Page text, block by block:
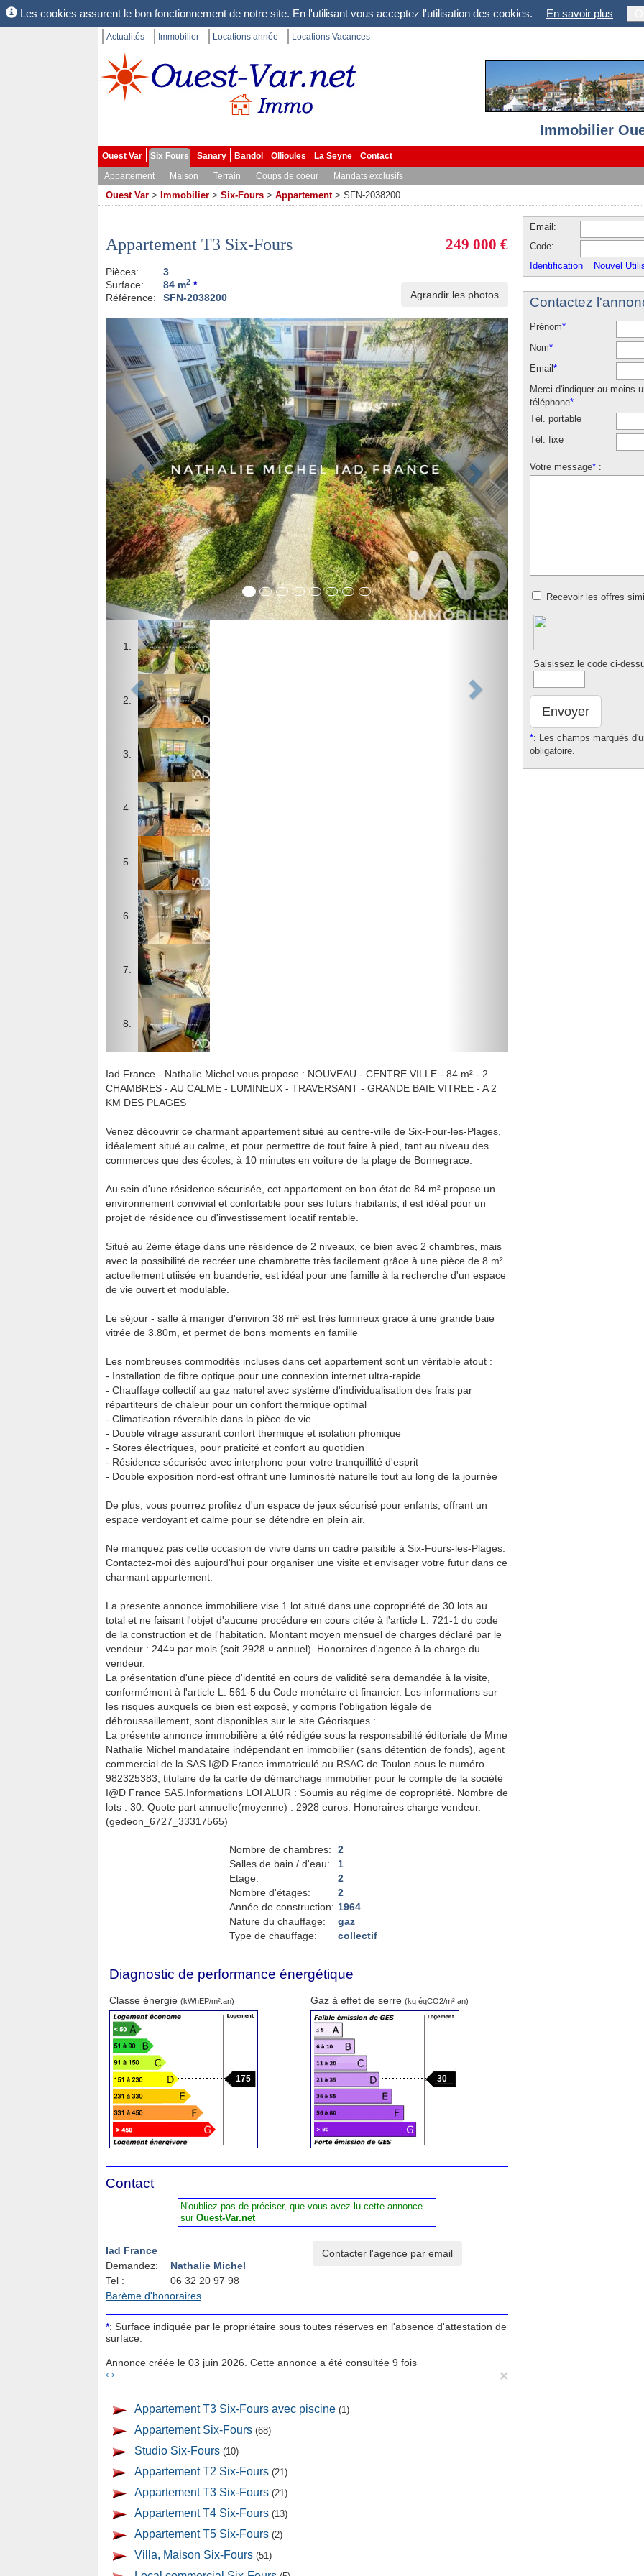
Les cookies assurent le bon fonctionnement de notre site. En l'utilisant vous acceptez l'utilisation des cookies. En savoir plus
Actualités Immobilier Locations année Locations Vacances
Immobilier
Ouest Var Six Fours Sanary Bandol Ollioules La Seyne
Contact
Appartement
Maison Terrain Coups de coeur Mandats exclusifs
Ouest Var > Immobilier > Six-Fours > Appartement > SFN-2038200
249 000 €
Appartement T3 Six-Fours
Pièces:
3
Surface:
84 m2 *
Référence:
SFN-2038200 Agrandir les photos
Iad France - Nathalie Michel vous propose : NOUVEAU - CENTRE VILLE - 84 m² - 2
CHAMBRES - AU CALME - LUMINEUX - TRAVERSANT - GRANDE BAIE VITREE - A 2
KM DES PLAGES
Venez découvrir ce charmant appartement situé au centre-ville de Six-Four-les-Plages,
idéalement situé au calme, et pour permettre de tout faire à pied, tant au niveau des
commerces que des écoles, à 10 minutes en voiture de la plage de Bonnegrace.
Au sein d'une résidence sécurisée, cet appartement en bon état de 84 m² propose un
environnement convivial et confortable pour ses futurs habitants, il est idéal pour un
projet de résidence ou d'investissement locatif rentable.
Situé au 2ème étage dans une résidence de 2 niveaux, ce bien avec 2 chambres, mais
avec la possibilité de recréer une chambrette très facilement grâce à une pièce de 8 m²
actuellement utiisée en buanderie, est idéal pour une famille à la recherche d'un espace
de vie ouvert et modulable.
Le séjour - salle à manger d'environ 38 m² est très lumineux grace à une grande baie
vitrée de 3.80m, et permet de bons moments en famille
Les nombreuses commodités incluses dans cet appartement sont un véritable atout :
- Installation de fibre optique pour une connexion internet ultra-rapide
- Chauffage collectif au gaz naturel avec système d'individualisation des frais par
répartiteurs de chaleur pour un confort thermique optimal
- Climatisation réversible dans la pièce de vie
- Double vitrage assurant confort thermique et isolation phonique
- Stores électriques, pour praticité et confort au quotidien
- Résidence sécurisée avec interphone pour votre tranquillité d'esprit
- Double exposition nord-est offrant une luminosité naturelle tout au long de la journée
De plus, vous pourrez profitez d'un espace de jeux sécurisé pour enfants, offrant un
espace verdoyant et calme pour se détendre en plein air.
Ne manquez pas cette occasion de vivre dans un cadre paisible à Six-Fours-les-Plages.
Contactez-moi dès aujourd'hui pour organiser une visite et envisager votre futur dans ce
charmant appartement.
La presente annonce immobiliere vise 1 lot situé dans une copropriété de 30 lots au
total et ne faisant l'objet d'aucune procédure en cours citée à l'article L. 721-1 du code
de la construction et de l'habitation. Montant moyen mensuel de charges déclaré par le
vendeur : 244¤ par mois (soit 2928 ¤ annuel). Honoraires d'agence à la charge du
vendeur.
La présentation d'une pièce d'identité en cours de validité sera demandée à la visite,
conformément à l'article L. 561-5 du Code monétaire et financier. Les informations sur
les risques auxquels ce bien est exposé, y compris l'obligation légale de
débroussaillement, sont disponibles sur le site Géorisques :
La présente annonce immobilière a été rédigée sous la responsabilité éditoriale de Mme
Nathalie Michel mandataire indépendant en immobilier (sans détention de fonds), agent
commercial de la SAS I@D France immatriculé au RSAC de Toulon sous le numéro
982325383, titulaire de la carte de démarchage immobilier pour le compte de la société
I@D France SAS.Informations LOI ALUR : Soumis au régime de copropriété. Nombre de
lots : 30. Quote part annuelle(moyenne) : 2928 euros. Honoraires charge vendeur.
(gedeon_6727_33317565)
Nombre de chambres:
2
Salles de bain / d'eau:
1
Etage:
2
Nombre d'étages:
2
Année de construction: 1964
Nature du chauffage:
gaz
Type de chauffage:
collectif
Diagnostic de performance énergétique
Classe énergie (kWhEP/m².an)
175
Gaz à effet de serre (kg éqCO2/m².an)
30
Contact
N'oubliez pas de préciser, que vous avez lu cette annonce
sur Ouest-Var.net
Iad France
Demandez:
Nathalie Michel
Tel :
06 32 20 97 98
Barème d'honoraires
*: Surface indiquée par le propriétaire sous toutes réserves en l'absence d'attestation de
surface.
Annonce créée le 03 juin 2026. Cette annonce a été consultée 9 fois
‹ › ×
Appartement T3 Six-Fours avec piscine (1)
Appartement Six-Fours (68)
Studio Six-Fours (10)
Appartement T2 Six-Fours (21)
Appartement T3 Six-Fours (21)
Appartement T4 Six-Fours (13)
Appartement T5 Six-Fours (2)
Villa, Maison Six-Fours (51)
Email:
Code:
Identification
Nouvel
Contactez
Prénom*
Nom*
Email *
Merci d'indiquer au moins
téléphone*
Tél. portable
Tél. fixe
Votre message* :
Recevoir les offres
Saisissez le code ci-
Envoyer
*: Les champs marqués
obligatoire.